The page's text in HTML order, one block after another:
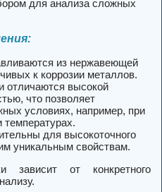
для анализа сложных
из нержавеющей
к коррозии металлов.
отличаются высокой
что позволяет
условиях, например, при
для высокоточного
уникальным свойствам.
зависит от конкретного